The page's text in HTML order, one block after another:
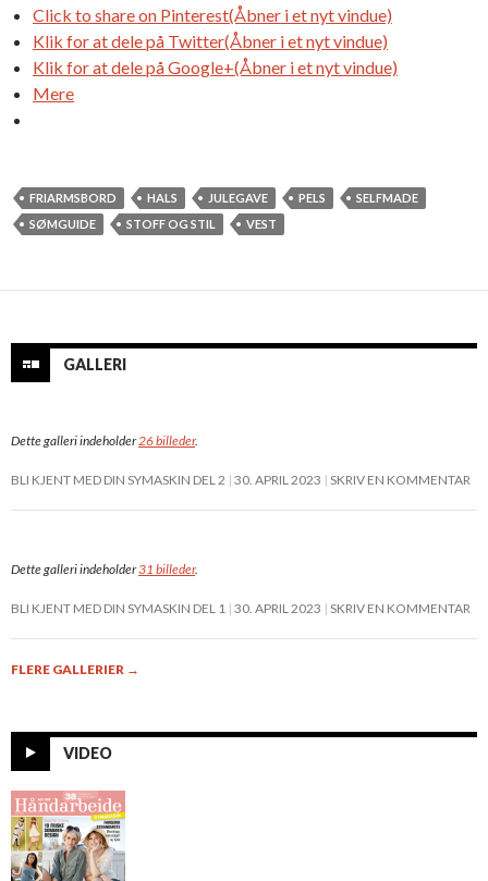
Click to share on Pinterest(Åbner i et nyt vindue)
Klik for at dele på Twitter(Åbner i et nyt vindue)
Klik for at dele på Google+(Åbner i et nyt vindue)
Mere
FRIARMSBORD HALS JULEGAVE PELS
SELFMADE
SØMGUIDE
STOFF OG STIL VEST
GALLERI
Dette galleri indeholder26 billeder.
BLI KJENT MED DIN SYMASKIN DEL 2 30. APRIL 2023 SKRIV EN KOMMENTAR
Dette galleri indeholder31 billeder.
BLI KJENT MED DIN SYMASKIN DEL 1 30. APRIL 2023 SKRIV EN KOMMENTAR
FLERE GALLERIER →
VIDEO